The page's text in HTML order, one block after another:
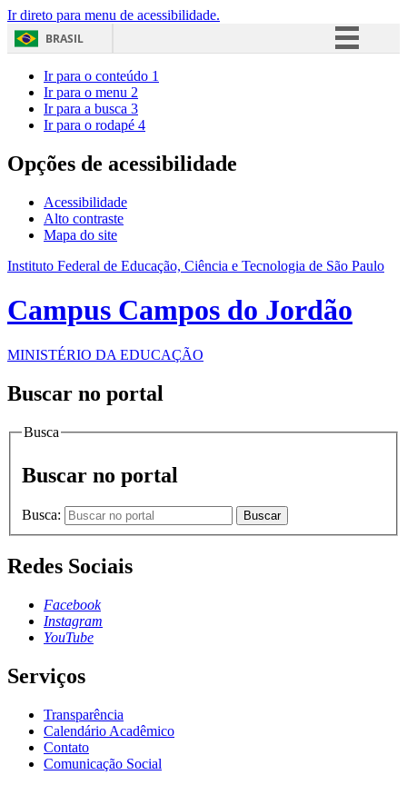
Ir direto para menu de acessibilidade.
BRASIL
Acesso à informação
Ir para o conteúdo 1
Ir para o menu 2
Ir para a busca 3
Ir para o rodapé 4
Opções de acessibilidade
Acessibilidade
Alto contraste
Mapa do site
Instituto Federal de Educação, Ciência e Tecnologia de São Paulo
Campus Campos do Jordão
MINISTÉRIO DA EDUCAÇÃO
Buscar no portal
Busca
Buscar no portal
Busca: Buscar
Redes Sociais
Facebook
Instagram
YouTube
Serviços
Transparência
Calendário Acadêmico
Contato
Comunicação Social